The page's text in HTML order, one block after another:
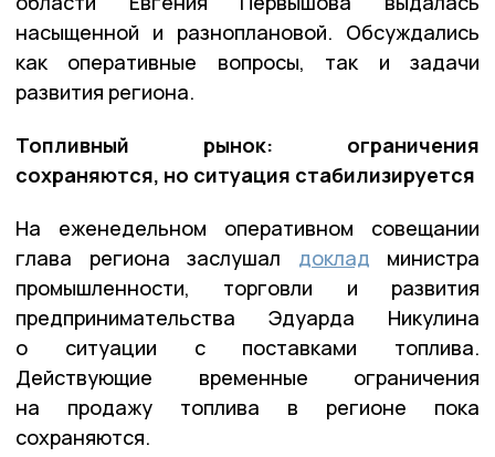
насыщенной и разноплановой. Обсуждались
как оперативные вопросы, так и задачи
развития региона.
Топливный рынок: ограничения
сохраняются, но ситуация стабилизируется
На еженедельном оперативном совещании
глава региона заслушал доклад министра
промышленности, торговли и развития
предпринимательства Эдуарда Никулина
о ситуации с поставками топлива.
Действующие временные ограничения
на продажу топлива в регионе пока
сохраняются.